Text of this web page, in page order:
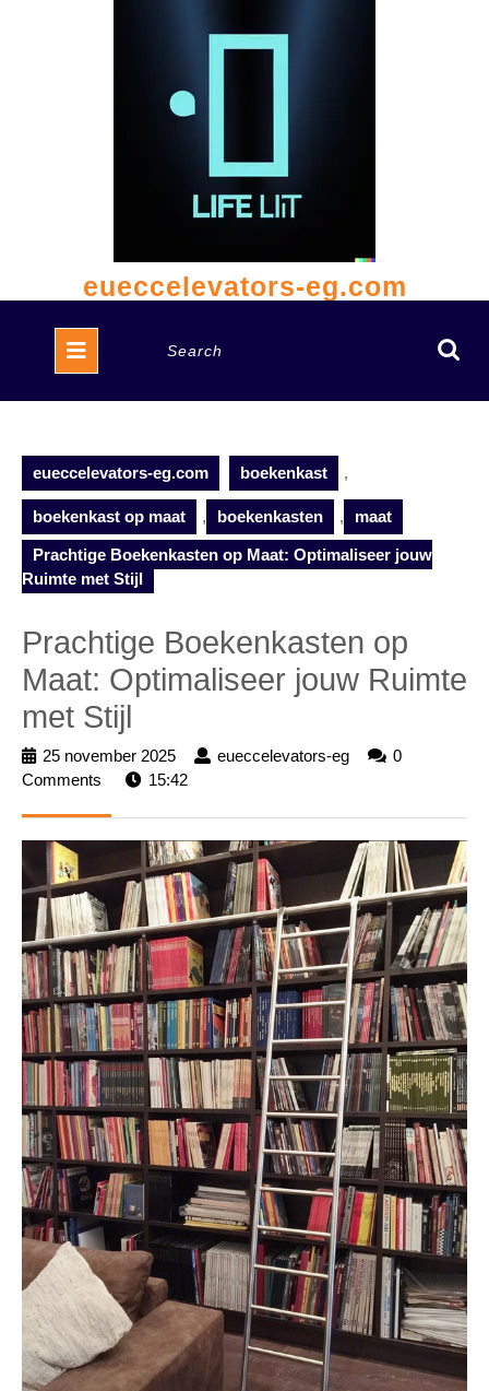
eueccelevators-eg.com
Open
Button
eueccelevators-eg.com boekenkast ,
boekenkast op maat , boekenkasten , maat
Prachtige Boekenkasten op Maat: Optimaliseer jouw
Ruimte met Stijl
Prachtige Boekenkasten op
Maat: Optimaliseer jouw Ruimte
met Stijl
25 november 2025
25
november
eueccelevators-eg
eueccelevators-
0
Comments
15:42